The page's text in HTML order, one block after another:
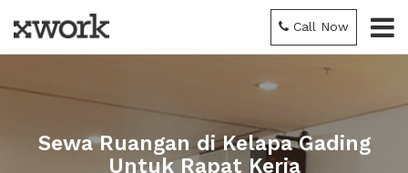
Call Now
Sewa Ruangan di Kelapa Gading
Untuk Rapat Kerja